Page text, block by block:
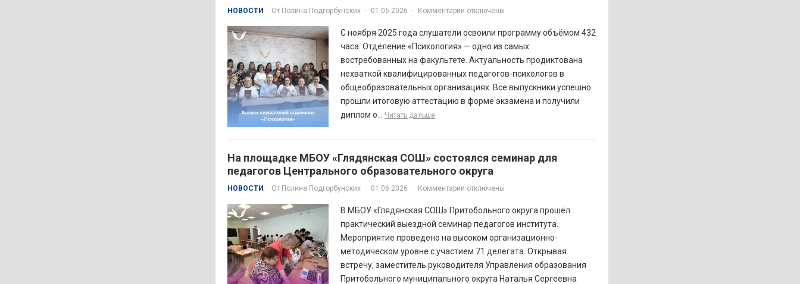
НОВОСТИ От Полина Подгорбунских · 01.06.2026 · Комментарии отключены
С ноября 2025 года слушатели освоили программу объёмом 432
часа. Отделение «Психология» — одно из самых
востребованных на факультете. Актуальность продиктована
нехваткой квалифицированных педагогов-психологов в
общеобразовательных организациях. Все выпускники успешно
прошли итоговую аттестацию в форме экзамена и получили
диплом о...
Читать дальше
На площадке МБОУ «Глядянская СОШ» состоялся семинар для
педагогов Центрального образовательного округа
НОВОСТИ От Полина Подгорбунских · 01.06.2026 · Комментарии отключены
В МБОУ «Глядянская СОШ» Притобольного округа прошёл
практический выездной семинар педагогов института.
Мероприятие проведено на высоком организационно-
методическом уровне с участием 71 делегата. Открывая
встречу, заместитель руководителя Управления образования
Притобольного муниципального округа Наталья Сергеевна